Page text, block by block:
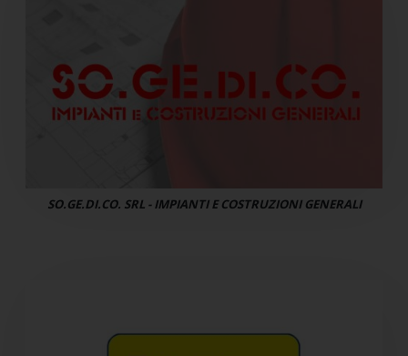
SO.GE.DI.CO. SRL - IMPIANTI E COSTRUZIONI GENERALI